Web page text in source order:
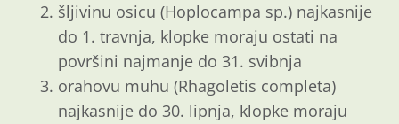
šljivinu osicu (Hoplocampa sp.) najkasnije
do 1. travnja, klopke moraju ostati na
površini najmanje do 31. svibnja
orahovu muhu (Rhagoletis completa)
najkasnije do 30. lipnja, klopke moraju